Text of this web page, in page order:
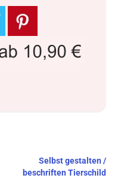
Selbst gestalten /
beschriften Tierschild